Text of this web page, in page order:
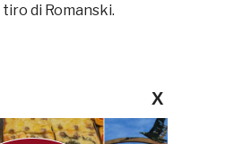
di Romanski.
X